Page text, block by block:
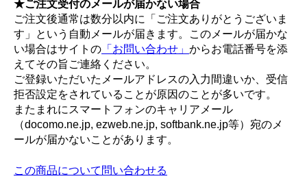
★ご注文受付のメールが届かない場合
ご注文後通常は数分以内に「ご注文ありがとうございま
す」という自動メールが届きます。このメールが届かな
い場合はサイトの 「お問い合わせ」 からお電話番号を添
えてその旨ご連絡ください。
ご登録いただいたメールアドレスの入力間違いか、受信
拒否設定をされていることが原因のことが多いです。
またまれにスマートフォンのキャリアメール
（docomo.ne.jp, ezweb.ne.jp, softbank.ne.jp等）宛のメ
ールが届かないことがあります。
この商品について問い合わせる